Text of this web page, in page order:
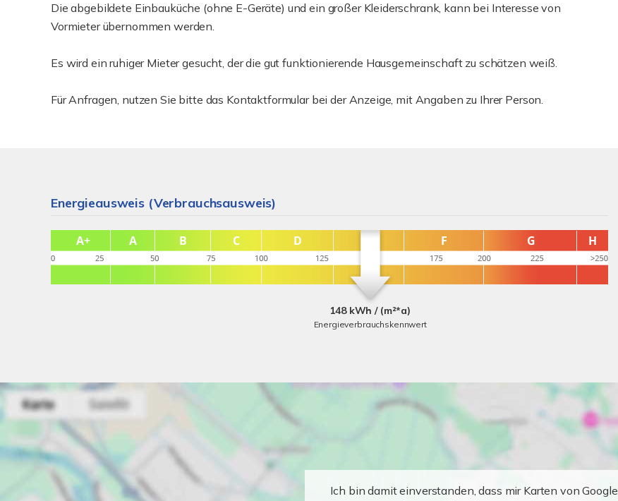
Die abgebildete Einbauküche (ohne E-Geräte) und ein großer Kleiderschrank, kann bei Interesse von
Vormieter übernommen werden.
Es wird ein ruhiger Mieter gesucht, der die gut funktionierende Hausgemeinschaft zu schätzen weiß.
Für Anfragen, nutzen Sie bitte das Kontaktformular bei der Anzeige, mit Angaben zu Ihrer Person.
Energieausweis (Verbrauchsausweis)
148 kWh / (m²*a)
Energieverbrauchskennwert
Ich bin damit einverstanden, dass mir Karten von Google